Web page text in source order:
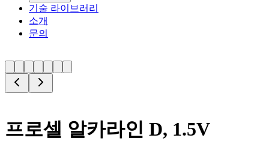
기술 라이브러리
소개
문의
프로셀 알카라인 D, 1.5V